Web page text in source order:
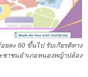
ยละ 60 ขึ้นไป รับเกียรติทาง
ชาชนอำเภอหนองหญ้าปล้อง